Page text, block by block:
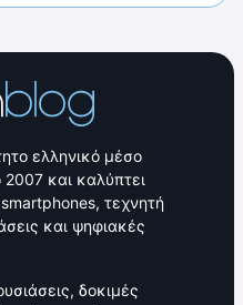
ελληνικό μέσο
2007 και καλύπτει
smartphones, τεχνητή
και ψηφιακές
δοκιμές